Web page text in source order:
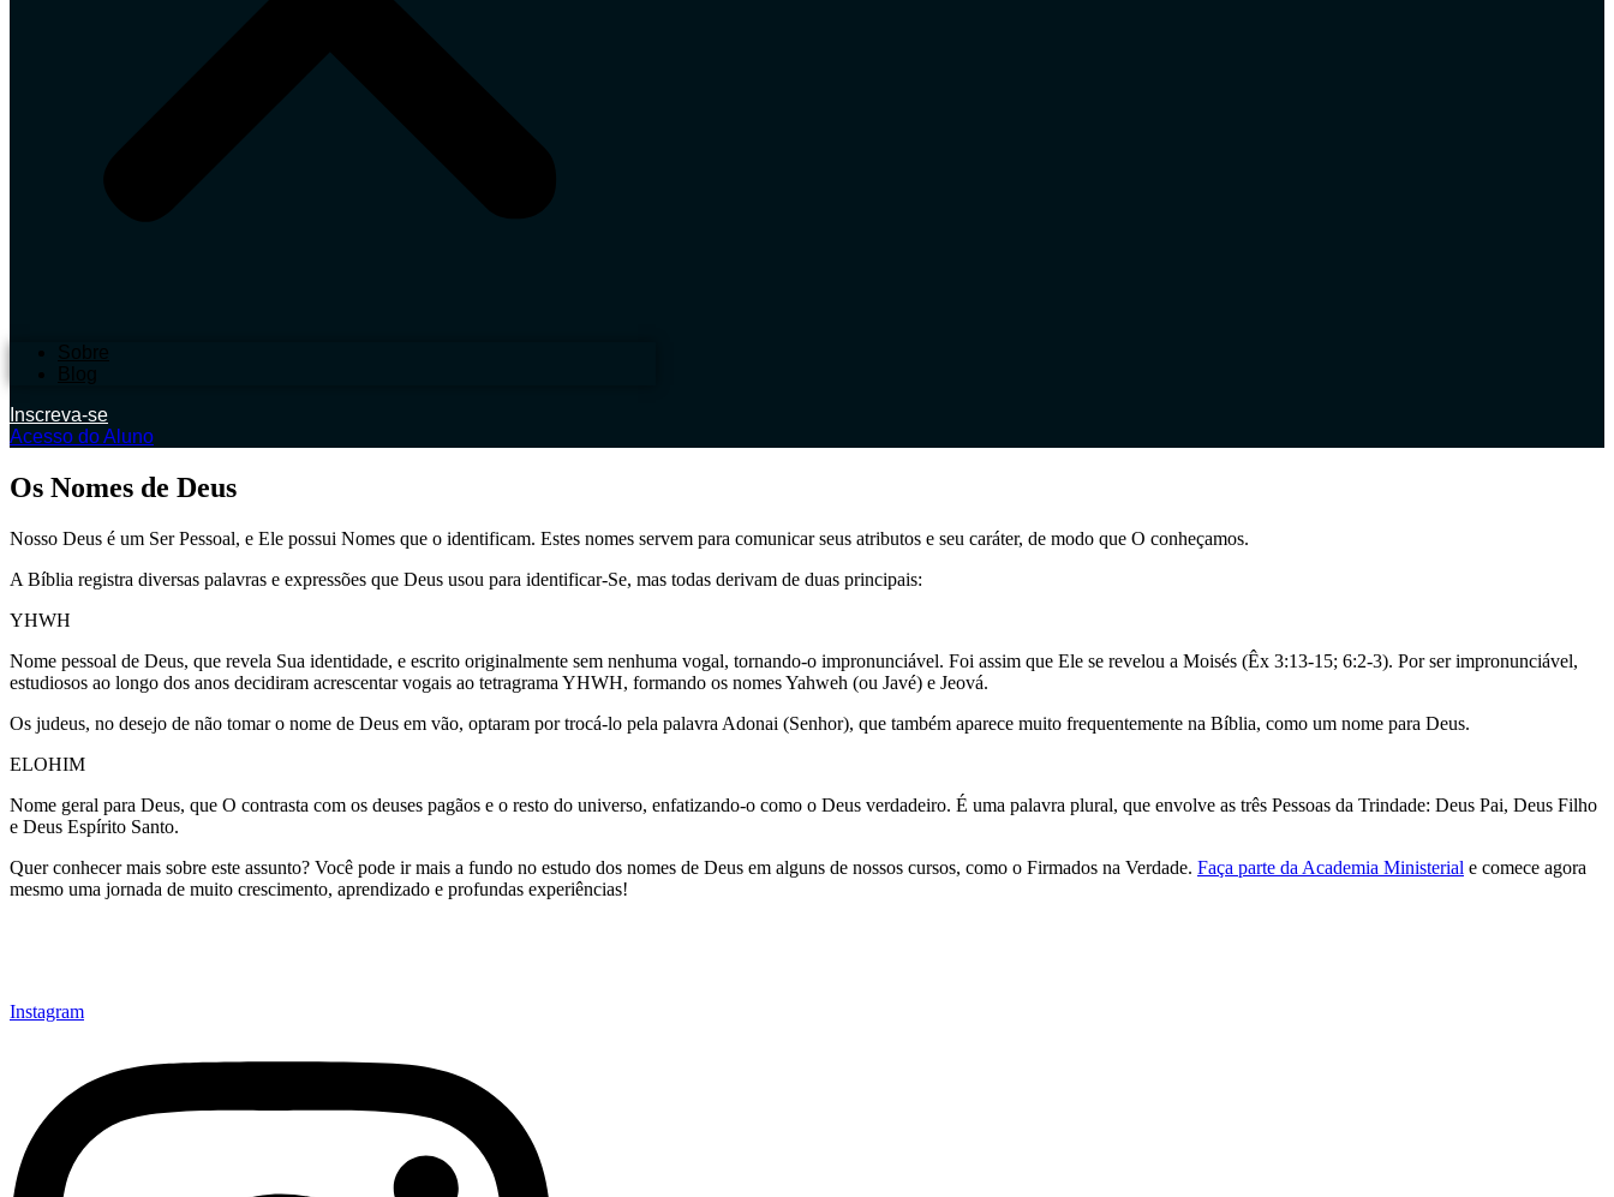
Sobre
Blog
Inscreva-se
Acesso do Aluno
Os Nomes de Deus
Nosso Deus é um Ser Pessoal, e Ele possui Nomes que o identificam. Estes nomes servem para comunicar seus atributos e seu caráter, de modo que O conheçamos.
A Bíblia registra diversas palavras e expressões que Deus usou para identificar-Se, mas todas derivam de duas principais:
YHWH
Nome pessoal de Deus, que revela Sua identidade, e escrito originalmente sem nenhuma vogal, tornando-o impronunciável. Foi assim que Ele se revelou a Moisés (Êx 3:13-15; 6:2-3). Por ser impronunciável,
estudiosos ao longo dos anos decidiram acrescentar vogais ao tetragrama YHWH, formando os nomes Yahweh (ou Javé) e Jeová.
Os judeus, no desejo de não tomar o nome de Deus em vão, optaram por trocá-lo pela palavra Adonai (Senhor), que também aparece muito frequentemente na Bíblia, como um nome para Deus.
ELOHIM
Nome geral para Deus, que O contrasta com os deuses pagãos e o resto do universo, enfatizando-o como o Deus verdadeiro. É uma palavra plural, que envolve as três Pessoas da Trindade: Deus Pai, Deus Filho
e Deus Espírito Santo.
Quer conhecer mais sobre este assunto? Você pode ir mais a fundo no estudo dos nomes de Deus em alguns de nossos cursos, como o Firmados na Verdade. Faça parte da Academia Ministerial e comece agora
mesmo uma jornada de muito crescimento, aprendizado e profundas experiências!
Instagram